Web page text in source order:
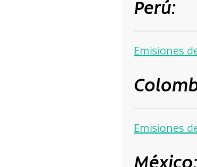
Perú:
Emisiones
Emisiones